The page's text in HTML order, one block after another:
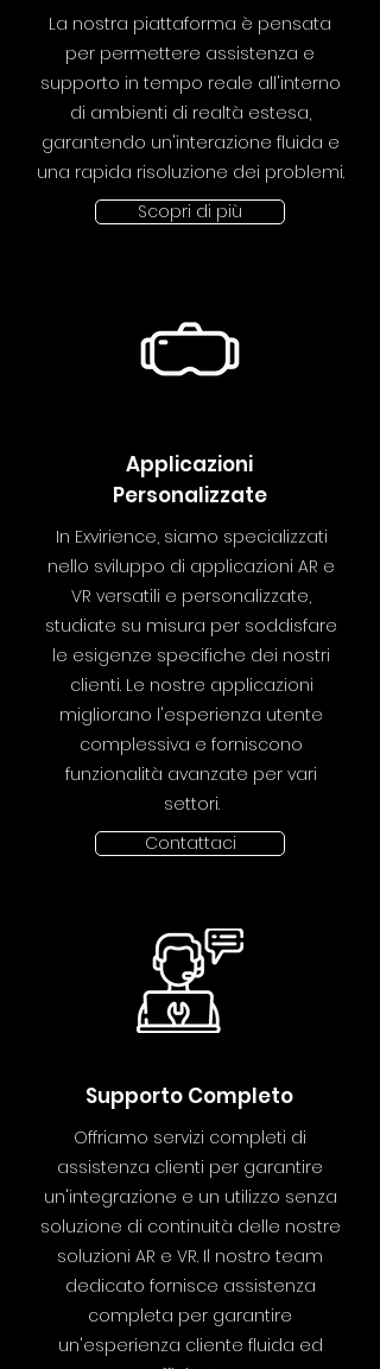
La nostra piattaforma è pensata
per permettere assistenza e
supporto in tempo reale all'interno
di ambienti di realtà estesa,
garantendo un'interazione fluida e
una rapida risoluzione dei problemi.
Scopri di più
Applicazioni
Personalizzate
In Exvirience, siamo specializzati
nello sviluppo di applicazioni AR e
VR versatili e personalizzate,
studiate su misura per soddisfare
le esigenze specifiche dei nostri
clienti. Le nostre applicazioni
migliorano l'esperienza utente
complessiva e forniscono
funzionalità avanzate per vari
settori.
Contattaci
Supporto Completo
Offriamo servizi completi di
assistenza clienti per garantire
un'integrazione e un utilizzo senza
soluzione di continuità delle nostre
soluzioni AR e VR. Il nostro team
dedicato fornisce assistenza
completa per garantire
un'esperienza cliente fluida ed